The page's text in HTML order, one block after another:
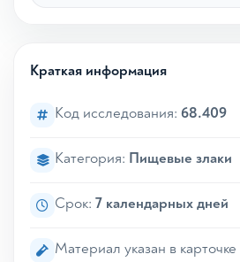
Краткая информация
Код исследования: 68.409
Категория: Пищевые злаки
Срок: 7 календарных дней
Материал указан в